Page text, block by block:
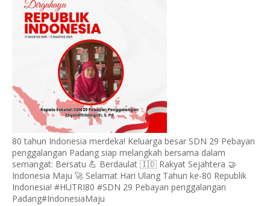
80 tahun Indonesia merdeka! Keluarga besar SDN 29 Pebayan
penggalangan Padang siap melangkah bersama dalam
semangat: Bersatu 💪 Berdaulat 🇮🇩 Rakyat Sejahtera 🤝
Indonesia Maju 🚀 Selamat Hari Ulang Tahun ke-80 Republik
Indonesia! #HUTRI80 #SDN 29 Pebayan penggalangan
Padang#IndonesiaMaju